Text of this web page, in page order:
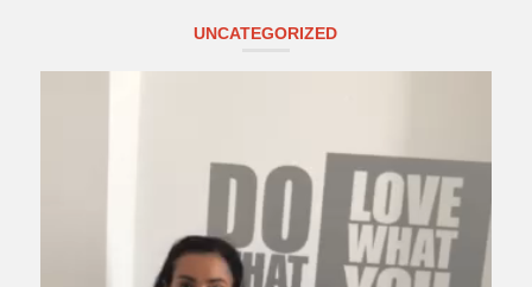
UNCATEGORIZED